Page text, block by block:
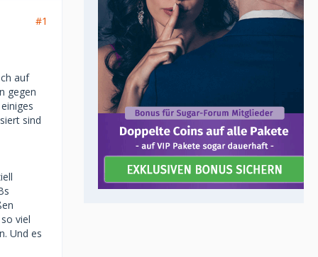
#1
auf
gegen
sind
viel
Und es